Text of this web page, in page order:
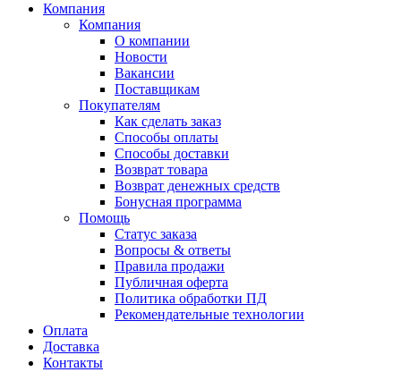
Компания
Компания
О компании
Новости
Вакансии
Поставщикам
Покупателям
Как сделать заказ
Способы оплаты
Способы доставки
Возврат товара
Возврат денежных средств
Бонусная программа
Помощь
Статус заказа
Вопросы & ответы
Правила продажи
Публичная оферта
Политика обработки ПД
Рекомендательные технологии
Оплата
Доставка
Контакты